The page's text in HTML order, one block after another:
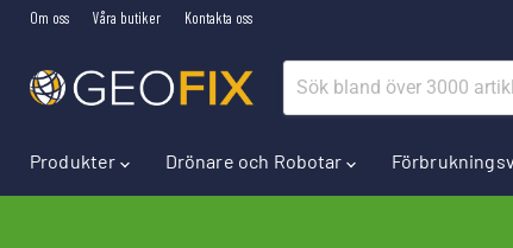
Om oss Våra butiker Kontakta oss
Produkter Drönare och Robotar